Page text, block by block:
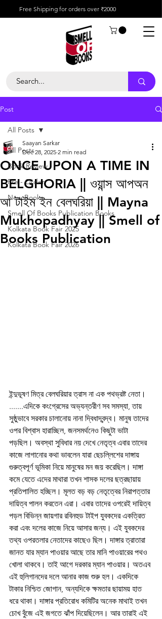
Free Shipping for orders over ₹2000
Post
All Posts
Book Review
Pre - Order
New Books
Smell Of Books Publication Books
Kolkata Book Fair 2025
Kolkata Book Fair 2026
All Posts
ONCE UPON A TIME IN
BELGHORIA || ওয়ান্স আপঅন
আ টাইম ইন বেলঘরিয়া || Mayna
Mukhopadhyay || Smell of
Books Publication
Saayan Sarkar
Dec 28, 2025 2 min read
ইন্দুভূষণ মিত্র বেলঘরিয়ার ত্রাস না এক পথভ্রষ্ট নেতা।
.......এদিকে কংগ্রেসের অভ্যন্তরীণ সব সমস্যা, তায়
সুষ্ঠুভাবে সরকার চালানোয় নানা দ্বিধাদ্বন্দ্ব। মানুষ তাদের
ওপর বিশ্বাস হারাচ্ছিল, জনসমর্থনেও কিছুটা ভাটা
পড়ছিল। অবস্থা সুবিধার নয় দেখে নেতৃত্ব এবার তাদের
কাজে লাগানোর কথা ভাবলেন যারা ছেচল্লিশের দাঙ্গায়
গুরুত্বপূর্ণ ভূমিকা নিয়ে মানুষের মন জয় করেছিল। দাঙ্গা
কমে যেতে এদের মাথারা তখন শাসক দলের ছত্রছায়ায়
প্রতিপালিত হচ্ছিল। মূলত বড় বড় নেতৃত্বের নিরাপত্তার
দায়িত্ব পালন করতেন এরা। এবার তাদের ওপরেই দায়িত্ব
পড়ল বিভিন্ন জায়গার রবিনহুড টাইপ যুবকদের একত্রিত
করা এবং দলের কাজে নিয়ে আসার জন্য। এই যুবকদের
তথ্য ওপরতলার নেতাদের কাছেও ছিল। দাঙ্গার ত্রাতারা
জানত যার ম্যান পাওয়ার আছে তার মানি পাওয়ারের পথও
খোলা থাকবে। তাই আগে দরকার ম্যান পাওয়ার। অতএব
এই হুলিগানদের দলে আনার কাজ শুরু হল। একদিকে
টাকার নিশ্চিত জোগান, অন্যদিকে ক্ষমতার ছায়াময় হাত
ধরে থাকা। দাঙ্গার প্রতিরোধ কমিটির অনেক মাথাই তখন
চোখ বুঁজে এই জগতে ঝাঁপ দিয়েছিলেন। আর তারাই এই